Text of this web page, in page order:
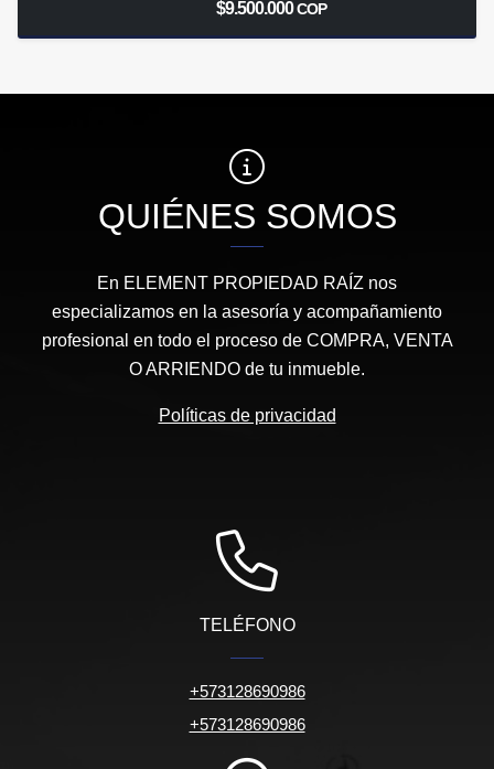
$9.500.000COP
QUIÉNES SOMOS
En ELEMENT PROPIEDAD RAÍZ nos
especializamos en la asesoría y acompañamiento
profesional en todo el proceso de COMPRA, VENTA
O ARRIENDO de tu inmueble.
Políticas de privacidad
TELÉFONO
+573128690986
+573128690986